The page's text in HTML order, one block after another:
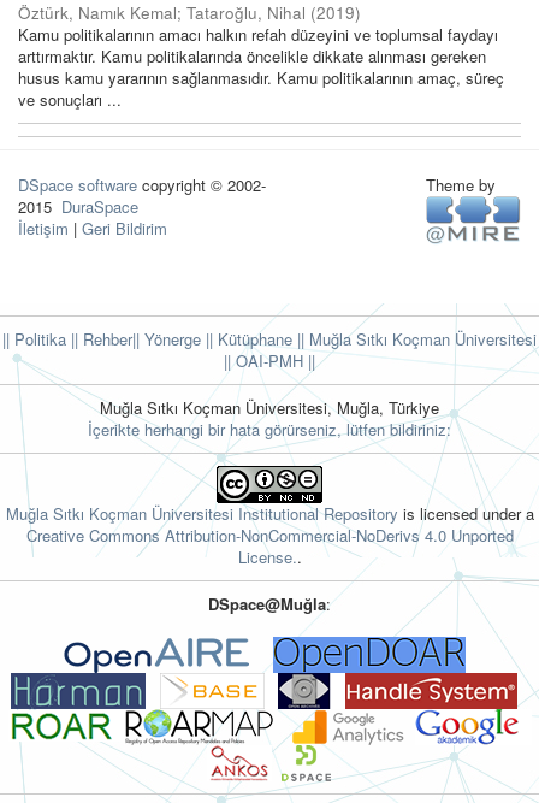
Öztürk, Namık Kemal; Tataroğlu, Nihal (2019)
Kamu politikalarının amacı halkın refah düzeyini ve toplumsal faydayı
arttırmaktır. Kamu politikalarında öncelikle dikkate alınması gereken
husus kamu yararının sağlanmasıdır. Kamu politikalarının amaç, süreç
ve sonuçları ...
DSpace software copyright © 2002-
2015 DuraSpace
İletişim | Geri Bildirim
Theme by
|| Politika || Rehber|| Yönerge || Kütüphane || Muğla Sıtkı Koçman Üniversitesi
||OAI-PMH ||
Muğla Sıtkı Koçman Üniversitesi, Muğla, Türkiye
İçerikte herhangi bir hata görürseniz, lütfen bildiriniz:
Muğla Sıtkı Koçman Üniversitesi Institutional Repository is licensed under a
Creative Commons Attribution-NonCommercial-NoDerivs 4.0 Unported
License..
DSpace@Muğla: